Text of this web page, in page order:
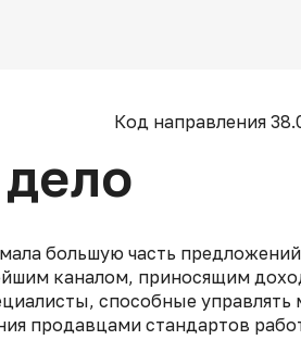
Код направления
большую часть
каналом, приносящим
способные
продавцами стандартов